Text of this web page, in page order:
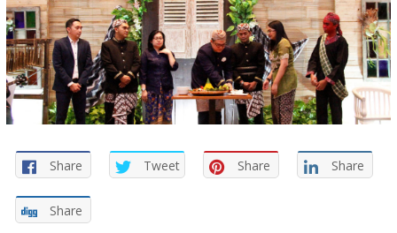
Share Tweet Share Share
Share